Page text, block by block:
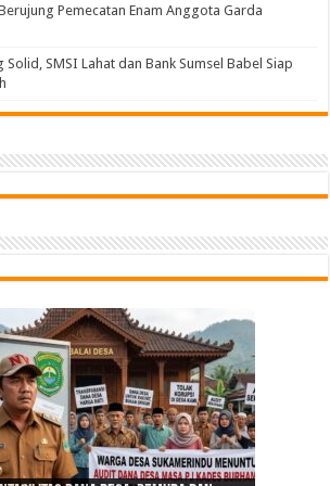
Pemecatan Enam Anggota Garda
SMSI Lahat dan Bank Sumsel Babel Siap
Keputusan PWI Pusat, PWI Sumsel
yang Solid, SMSI Lahat dan
Gercep Konsolidasi, Riza Pahlevi